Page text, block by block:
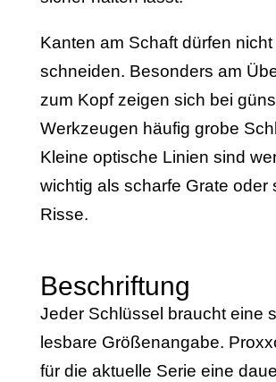
Kanten am Schaft dürfen nicht
schneiden. Besonders am
zum Kopf zeigen sich bei
Werkzeugen häufig grobe
Kleine optische Linien sind
wichtig als scharfe Grate oder
Risse.
Beschriftung
Jeder Schlüssel braucht eine
lesbare Größenangabe.
für die aktuelle Serie eine